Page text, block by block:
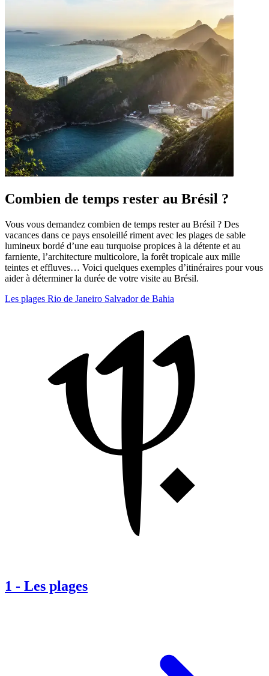
Combien de temps rester au Brésil ?
Vous vous demandez combien de temps rester au Brésil ? Des
vacances dans ce pays ensoleillé riment avec les plages de sable
lumineux bordé d’une eau turquoise propices à la détente et au
farniente, l’architecture multicolore, la forêt tropicale aux mille
teintes et effluves… Voici quelques exemples d’itinéraires pour vous
aider à déterminer la durée de votre visite au Brésil.
Les plages Rio de Janeiro Salvador de Bahia
1 - Les plages